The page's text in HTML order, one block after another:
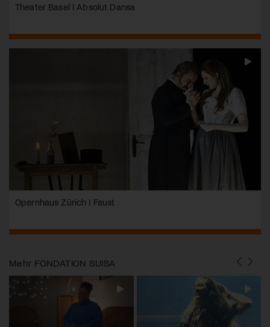
Theater Basel I Absolut Dansa
Opernhaus Zürich I Faust
Mehr FONDATION SUISA